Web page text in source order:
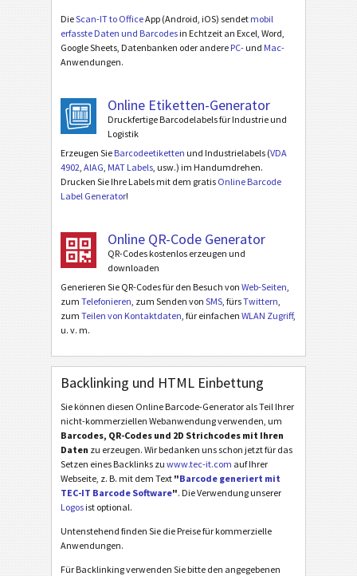
DieScan-IT to OfficeApp (Android, iOS) sendet mobil
erfasste Daten und Barcodes in Echtzeit an Excel, Word,
Google Sheets, Datenbanken oder andere PC- und Mac-
Anwendungen.
Online Etiketten-Generator
Druckfertige Barcodelabels für Industrie und
Logistik
Erzeugen Sie Barcodeetiketten und Industrielabels (VDA
4902 AIAG MAT Labels , usw.) im Handumdrehen.
Drucken Sie Ihre Labels mit dem gratis Online Barcode
Label Generator!
Online QR-Code Generator
QR-Codes kostenlos erzeugen und
downloaden
Generieren Sie QR-Codes für den Besuch von Web-Seiten
zum Telefonieren , zum Senden von SMS , fürsTwittern
zum Teilen von Kontaktdaten , für einfachen WLAN Zugriff,
u. v. m.
Backlinking und HTML Einbettung
Sie können diesen Online Barcode-Generator als Teil Ihrer
nicht-kommerziellen Webanwendung verwenden, um
Barcodes, QR-Codes und 2D Strichcodes mit Ihren
Daten zu erzeugen. Wir bedanken uns schon jetzt für das
Setzen eines Backlinks zu www.tec-it.com auf Ihrer
Webseite, z. B. mit dem Text "Barcode generiert mit
TEC-IT Barcode Software". Die Verwendung unserer
Logos ist optional.
Untenstehend finden Sie die Preise für kommerzielle
Anwendungen.
Für Backlinking verwenden Sie bitte den angegebenen